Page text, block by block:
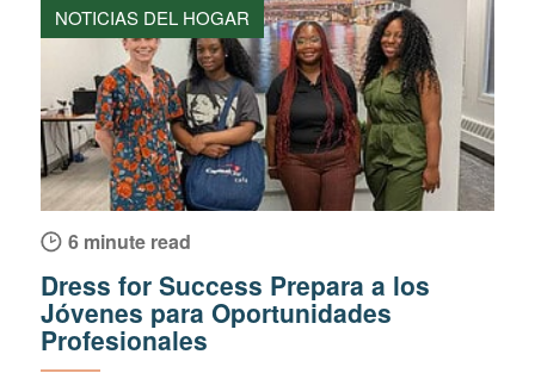
NOTICIAS DEL HOGAR
6 minute read
Dress for Success Prepara a los
Jóvenes para Oportunidades
Profesionales